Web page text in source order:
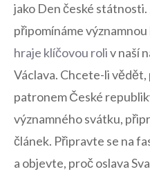
jako Den české státnosti.
‌připomínáme
hraje klíčovou roliv ‍naší
Václava. Chcete-li vědět,
patronem​ České
významného svátku,
článek. ⁢Připravte‌ se na
a objevte, proč oslava‌